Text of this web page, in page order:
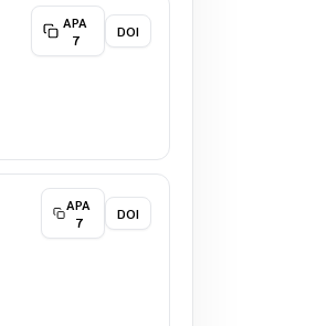
APA
7
DOI
APA
7
DOI